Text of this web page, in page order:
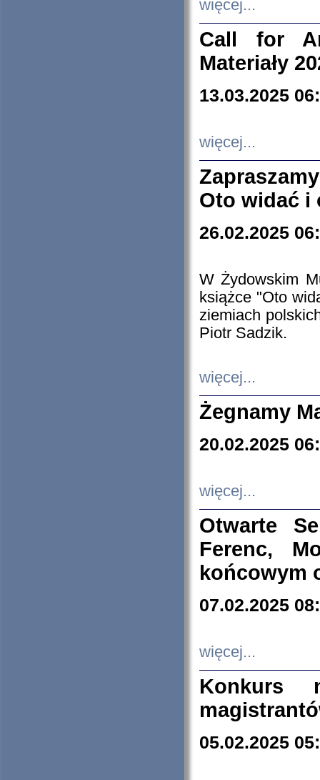
więcej...
Call for
Materiały
13.03.2025
więcej...
Oto widać i
26.02.2025
W Żydowskim
książce "Oto
ziemiach
Piotr Sadzik.
więcej...
Żegnamy
20.02.2025
więcej...
Otwarte
Ferenc,
końcowym
07.02.2025
więcej...
Konkurs
05.02.2025